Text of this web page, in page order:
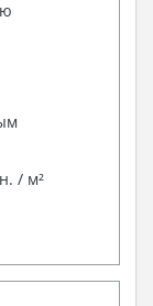
/ м²